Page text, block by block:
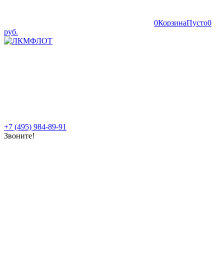
0КорзинаПусто0
руб.
+7 (495) 984-89-91
Звоните!